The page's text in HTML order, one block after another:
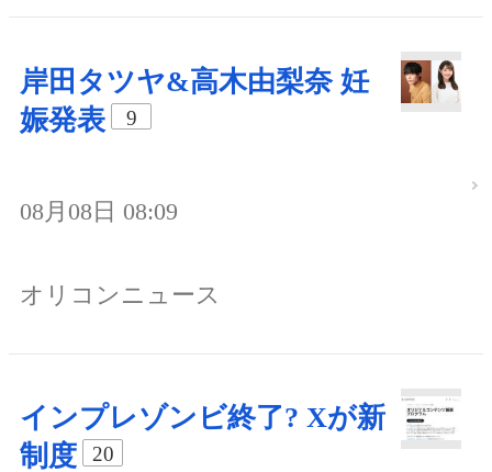
岸田タツヤ&高木由梨奈 妊
娠発表
9
08月08日 08:09
オリコンニュース
インプレゾンビ終了? Xが新
制度
20